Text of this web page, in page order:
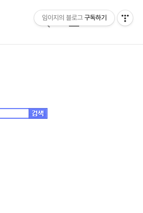
검
메
임이지의 블로그 구독하기